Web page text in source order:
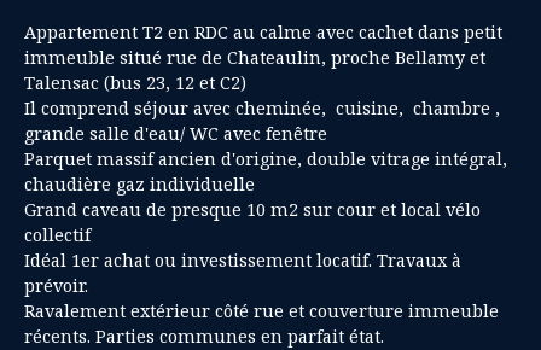
Appartement T2 en RDC au calme avec cachet dans petit
immeuble situé rue de Chateaulin, proche Bellamy et
Talensac (bus 23, 12 et C2)
Il comprend séjour avec cheminée, cuisine, chambre ,
grande salle d'eau/ WC avec fenêtre
Parquet massif ancien d'origine, double vitrage intégral,
chaudière gaz individuelle
Grand caveau de presque 10 m2 sur cour et local vélo
collectif
Idéal 1er achat ou investissement locatif. Travaux à
prévoir.
Ravalement extérieur côté rue et couverture immeuble
récents. Parties communes en parfait état.